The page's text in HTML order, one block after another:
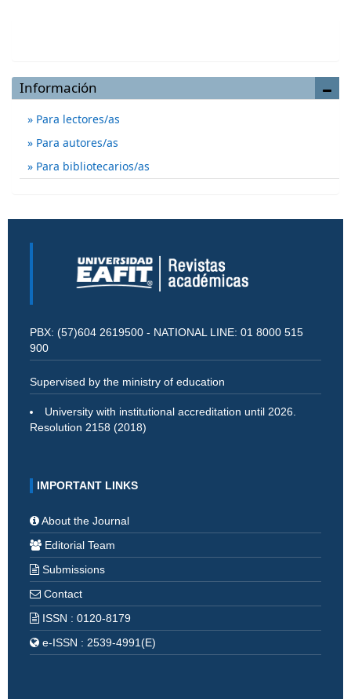
Información
Para lectores/as
Para autores/as
Para bibliotecarios/as
PBX: (57)604 2619500 - NATIONAL LINE: 01 8000 515
900
Supervised by the ministry of education
University with institutional accreditation until 2026.
Resolution 2158 (2018)
IMPORTANT LINKS
About the Journal
Editorial Team
Submissions
Contact
ISSN : 0120-8179
e-ISSN : 2539-4991(E)